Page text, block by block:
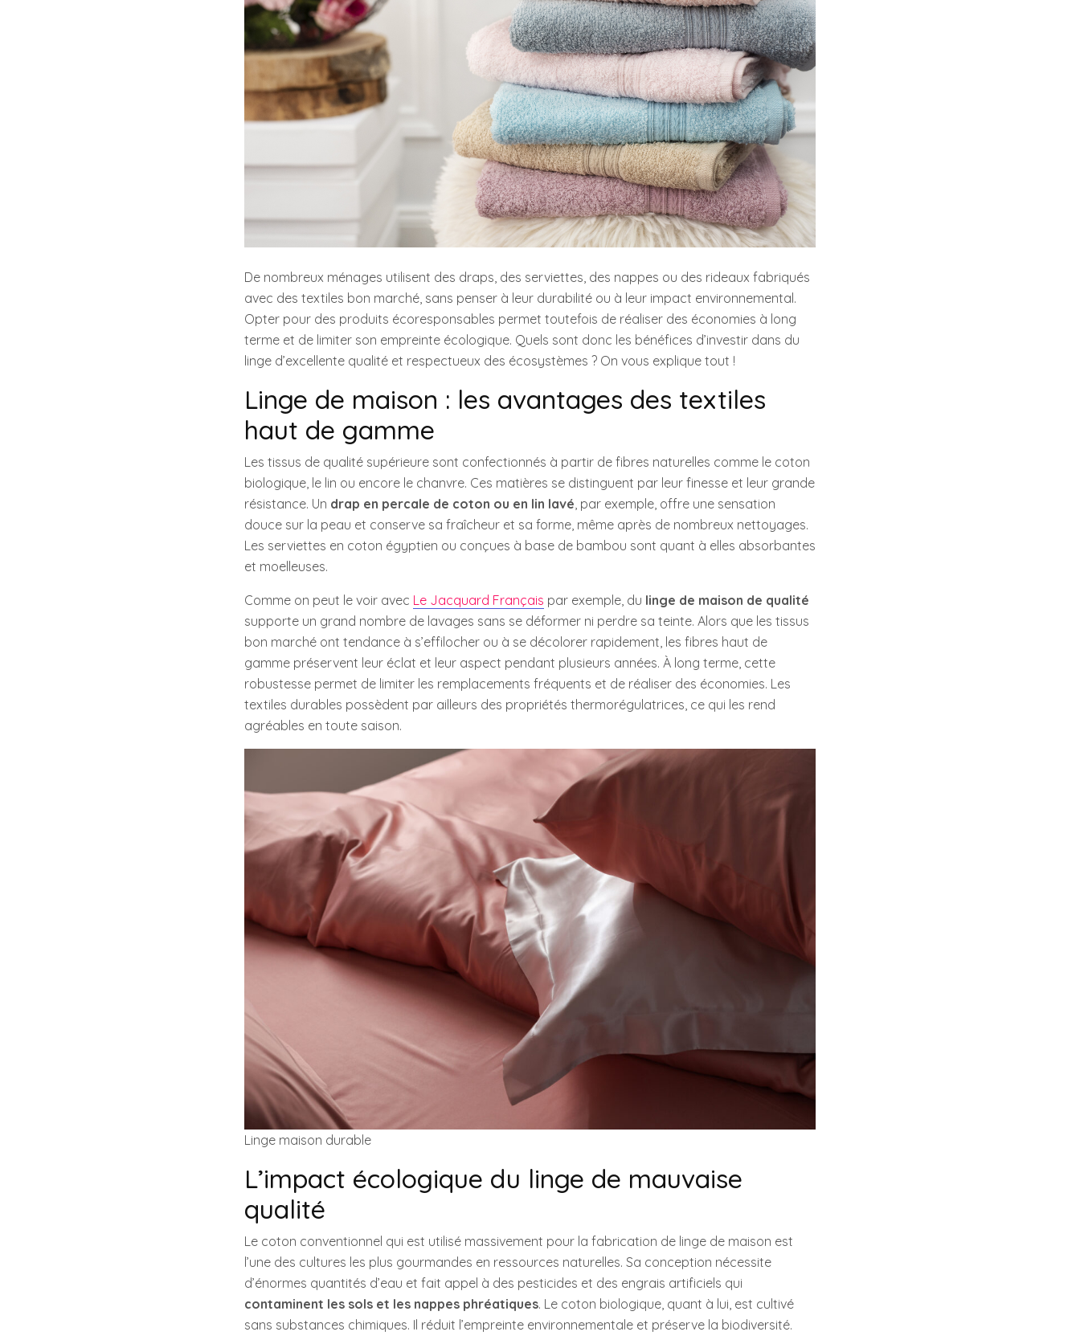
De nombreux ménages utilisent des draps, des serviettes, des nappes ou des rideaux fabriqués
avec des textiles bon marché, sans penser à leur durabilité ou à leur impact environnemental.
Opter pour des produits écoresponsables permet toutefois de réaliser des économies à long
terme et de limiter son empreinte écologique. Quels sont donc les bénéfices d’investir dans du
linge d’excellente qualité et respectueux des écosystèmes ? On vous explique tout !
Linge de maison : les avantages des textiles
haut de gamme
Les tissus de qualité supérieure sont confectionnés à partir de fibres naturelles comme le coton
biologique, le lin ou encore le chanvre. Ces matières se distinguent par leur finesse et leur grande
résistance. Un drap en percale de coton ou en lin lavé , par exemple, offre une sensation
douce sur la peau et conserve sa fraîcheur et sa forme, même après de nombreux nettoyages.
Les serviettes en coton égyptien ou conçues à base de bambou sont quant à elles absorbantes
et moelleuses.
Comme on peut le voir avec Le Jacquard Français par exemple, du linge de maison de qualité
supporte un grand nombre de lavages sans se déformer ni perdre sa teinte. Alors que les tissus
bon marché ont tendance à s’effilocher ou à se décolorer rapidement, les fibres haut de
gamme préservent leur éclat et leur aspect pendant plusieurs années. À long terme, cette
robustesse permet de limiter les remplacements fréquents et de réaliser des économies. Les
textiles durables possèdent par ailleurs des propriétés thermorégulatrices, ce qui les rend
agréables en toute saison.
Linge maison durable
L’impact écologique du linge de mauvaise
qualité
Le coton conventionnel qui est utilisé massivement pour la fabrication de linge de maison est
l’une des cultures les plus gourmandes en ressources naturelles. Sa conception nécessite
d’énormes quantités d’eau et fait appel à des pesticides et des engrais artificiels qui
contaminent les sols et les nappes phréatiques. Le coton biologique, quant à lui, est cultivé
sans substances chimiques. Il réduit l’empreinte environnementale et préserve la biodiversité.